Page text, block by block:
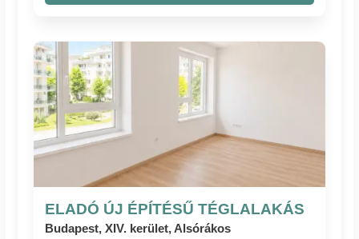
ELADÓ ÚJ ÉPÍTÉSŰ TÉGLALAKÁS
Budapest, XIV. kerület, Alsórákos